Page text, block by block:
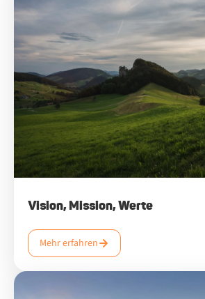
Vision, Mission, Werte
Mehr erfahren